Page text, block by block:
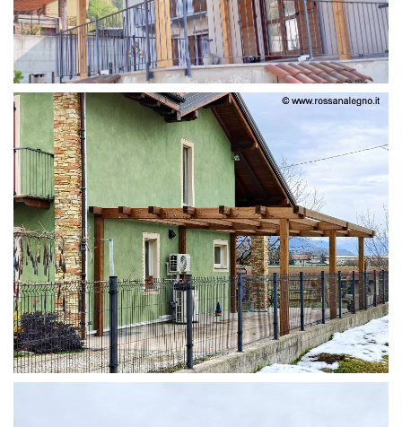
STRUTTURA ADDOSSATA IN LAMELLARE SU MISURA